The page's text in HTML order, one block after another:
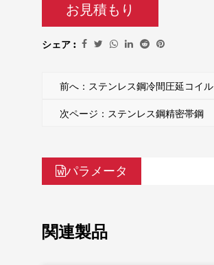
お見積もり
シェア :
前へ：ステンレス鋼冷間圧延コイル
次ページ：ステンレス鋼精密帯鋼
パラメータ
関連製品